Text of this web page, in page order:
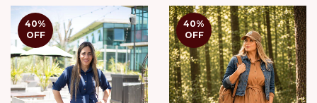
40%
OFF
40%
OFF